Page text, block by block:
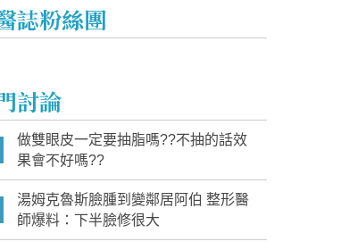
誌粉絲團
討論
做雙眼皮一定要抽脂嗎??不抽的話效
果會不好嗎??
湯姆克魯斯臉腫到變鄰居阿伯 整形醫
師爆料：下半臉修很大